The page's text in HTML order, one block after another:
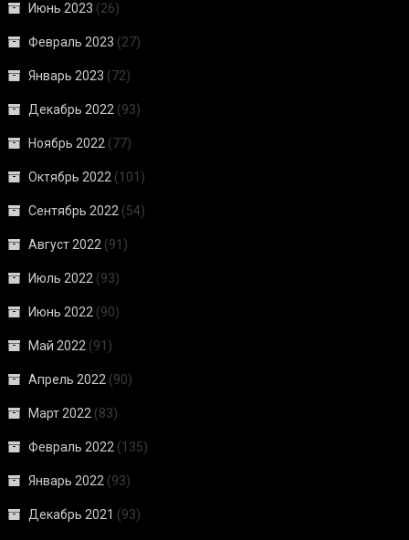
Июнь 2023 (26)
Февраль 2023 (27)
Январь 2023 (72)
Декабрь 2022 (93)
Ноябрь 2022 (77)
Октябрь 2022 (101)
Сентябрь 2022 (54)
Август 2022 (91)
Июль 2022 (93)
Июнь 2022 (90)
Май 2022 (91)
Апрель 2022 (90)
Март 2022 (83)
Февраль 2022 (135)
Январь 2022 (93)
Декабрь 2021 (93)